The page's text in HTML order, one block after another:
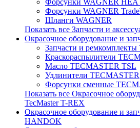
Форсунки WAGNER HEA
Форсунки WAGNER
Шланги WAGNER
Показать все Запчасти и
Окрасочное оборудование и
Запчасти и
Краскораспылители
Масло TECMASTER TSL
Удлинители TECMASTER
Форсунки сменные
Показать все Окрасочное
TecMaster T-REX
Окрасочное оборудование и
HANDOK